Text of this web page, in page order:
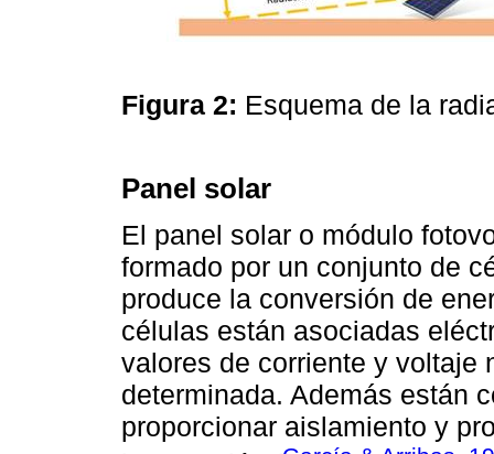
Figura 2: Esquema de la
Panel solar
El panel solar o módulo
formado por un conjunto de
produce la conversión de
células están asociadas
valores de corriente y voltaje
determinada. Además están
proporcionar aislamiento y